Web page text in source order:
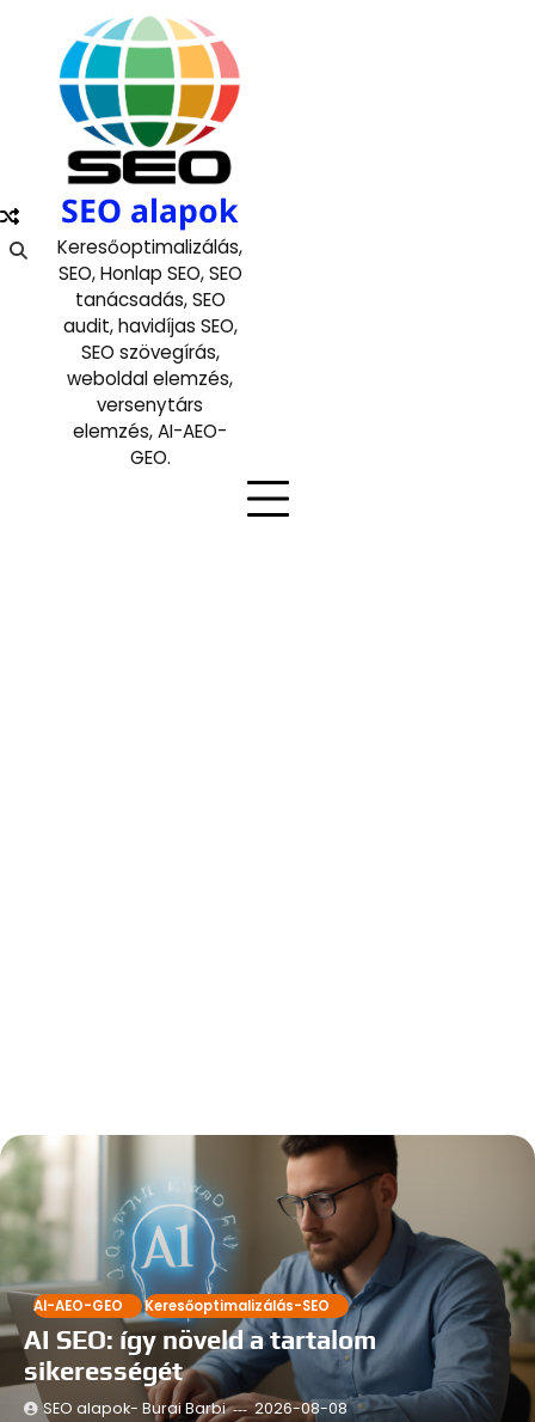
content
SEO alapok
Keresőoptimalizálás,
SEO, Honlap SEO, SEO
tanácsadás, SEO
audit, havidíjas SEO,
SEO szövegírás,
weboldal elemzés,
versenytárs
elemzés, AI-AEO-
GEO.
AI-AEO-GEO Keresőoptimalizálás-SEO
AI SEO: így növeld a tartalom
sikerességét
SEO alapok- Burai Barbi 2026-08-08